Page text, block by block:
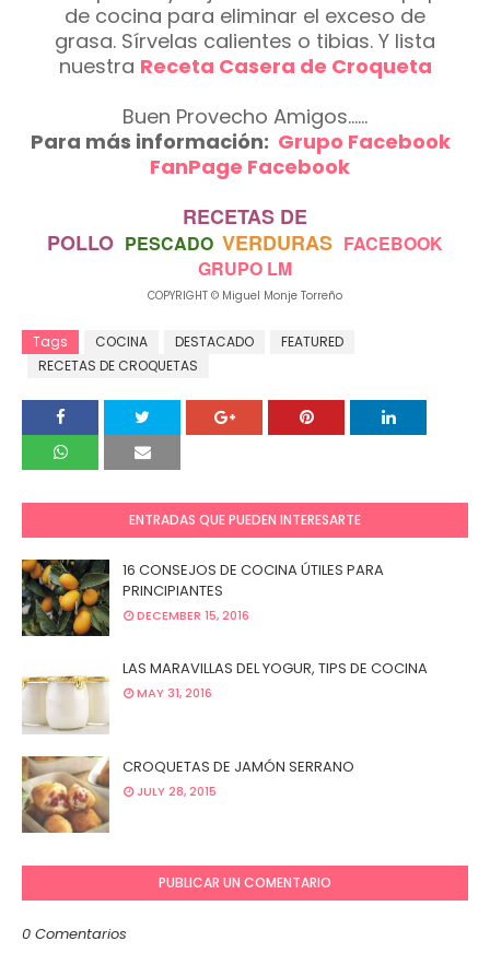
de cocina para eliminar el exceso de
grasa. Sírvelas calientes o tibias. Y lista
nuestra Receta Casera de Croqueta
Buen Provecho Amigos......
Para más información: Grupo Facebook
FanPage Facebook
RECETAS DE
POLLO PESCADO VERDURAS FACEBOOK
GRUPO LM
COPYRIGHT © Miguel Monje Torreño
Tags COCINA DESTACADO
FEATURED
RECETAS DE CROQUETAS
ENTRADAS QUE PUEDEN INTERESARTE
16 CONSEJOS DE COCINA ÚTILES PARA
PRINCIPIANTES
DECEMBER 15, 2016
LAS MARAVILLAS DEL YOGUR, TIPS DE COCINA
MAY 31, 2016
CROQUETAS DE JAMÓN SERRANO
JULY 28, 2015
PUBLICAR UN COMENTARIO
0 Comentarios